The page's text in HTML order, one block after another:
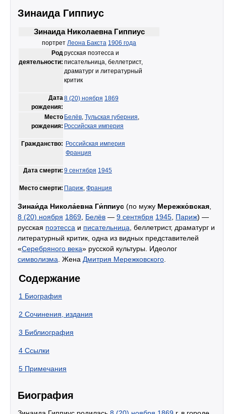
Зинаида Гиппиус
Зинаида Николаевна Гиппиус
портрет Леона Бакста 1906 года
Род
деятельности:
русская поэтесса и
писательница, беллетрист,
драматург и литературный
критик
Дата
рождения:
8 (20) ноября 1869
Место
рождения:
Белёв, Тульская губерния,
Российская империя
Гражданство: Российская империя
Франция
Дата смерти: 9 сентября 1945
Место смерти: Париж, Франция
Зинаи́да Никола́евна Ги́ппиус (по мужу Мережко́вская
8 (20) ноября 1869 Белёв — 9 сентября 1945 Париж) —
русская поэтесса и писательница , беллетрист, драматург и
литературный критик, одна из видных представителей
«Серебряного века» русской культуры. Идеолог
символизма . Жена Дмитрия Мережковского
Содержание
1 Биография
2 Сочинения, издания
3 Библиография
4 Ссылки
5 Примечания
Биография